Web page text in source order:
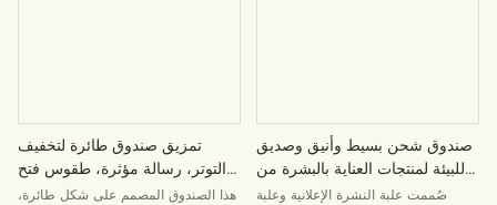
تمزيق صندوق طائرة لتخفيف
التوتر، رسالة مؤثرة، طقوس فتح
الصندوق، تغليف موجيو
هذا الصندوق المصمم على شكل طائرة،
صندوق شحن بسيط وأنيق وصديق
للبيئة لمنتجات العناية بالبشرة من
موجيو باكيدجينج
صُممت علبة النشرة الإعلانية وعلبة